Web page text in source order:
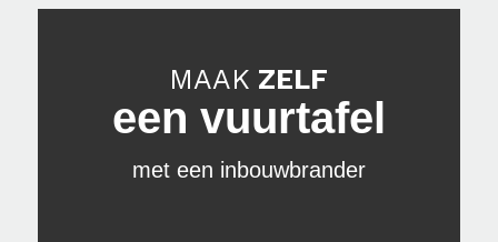
MAAK ZELF
een vuurtafel
met een inbouwbrander